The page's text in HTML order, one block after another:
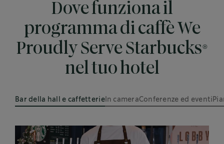
Dove funziona il
programma di caffè We
Proudly Serve Starbucks®
nel tuo hotel
Bar della hall e caffetterieIn cameraConferenze ed eventi